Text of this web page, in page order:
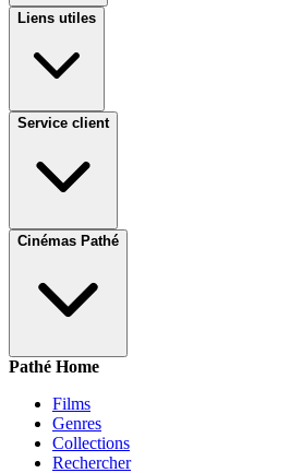
Liens utiles
Service client
Cinémas Pathé
Pathé Home
Films
Genres
Collections
Rechercher